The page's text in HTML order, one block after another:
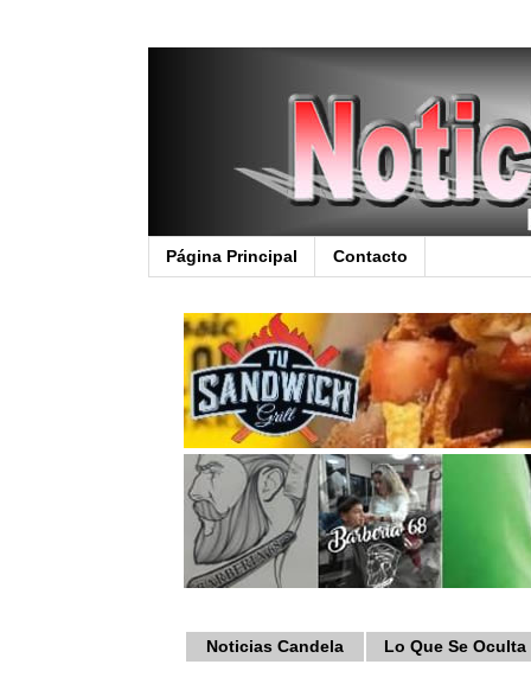
Página Principal Contacto
Noticias Candela Lo Que Se Oculta